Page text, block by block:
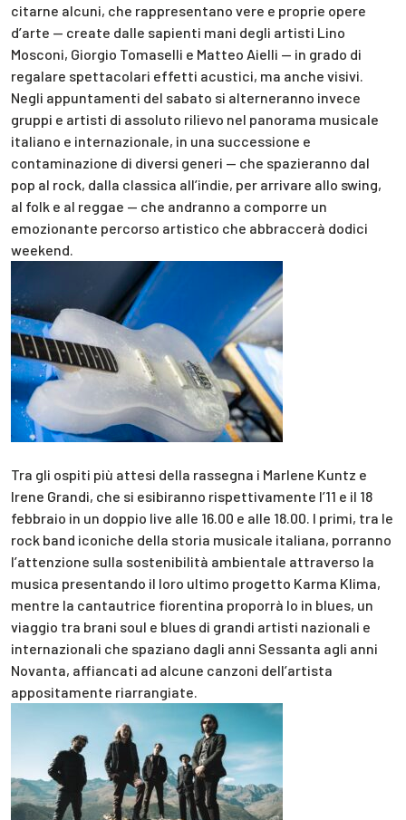
citarne alcuni, che rappresentano vere e proprie opere
d’arte — create dalle sapienti mani degli artisti Lino
Mosconi, Giorgio Tomaselli e Matteo Aielli — in grado di
regalare spettacolari effetti acustici, ma anche visivi.
Negli appuntamenti del sabato si alterneranno invece
gruppi e artisti di assoluto rilievo nel panorama musicale
italiano e internazionale, in una successione e
contaminazione di diversi generi — che spazieranno dal
pop al rock, dalla classica all’indie, per arrivare allo swing,
al folk e al reggae — che andranno a comporre un
emozionante percorso artistico che abbraccerà dodici
weekend.
Tra gli ospiti più attesi della rassegna i Marlene Kuntz e
Irene Grandi, che si esibiranno rispettivamente l’11 e il 18
febbraio in un doppio live alle 16.00 e alle 18.00. I primi, tra le
rock band iconiche della storia musicale italiana, porranno
l’attenzione sulla sostenibilità ambientale attraverso la
musica presentando il loro ultimo progetto Karma Klima,
mentre la cantautrice fiorentina proporrà Io in blues, un
viaggio tra brani soul e blues di grandi artisti nazionali e
internazionali che spaziano dagli anni Sessanta agli anni
Novanta, affiancati ad alcune canzoni dell’artista
appositamente riarrangiate.